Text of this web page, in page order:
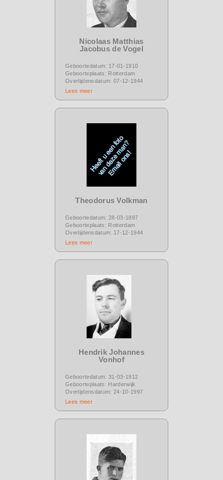
Nicolaas Matthias
Jacobus de Vogel
Geboortedatum: 17-01-1910
Geboorteplaats: Rotterdam
Overlijdensdatum: 07-12-1944
Lees meer
Theodorus Volkman
Geboortedatum: 28-03-1897
Geboorteplaats: Rotterdam
Overlijdensdatum: 17-12-1944
Lees meer
Hendrik Johannes
Vonhof
Geboortedatum: 31-03-1912
Geboorteplaats: Harderwijk
Overlijdensdatum: 24-10-1997
Lees meer